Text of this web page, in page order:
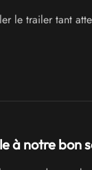
le trailer tant
à notre bon